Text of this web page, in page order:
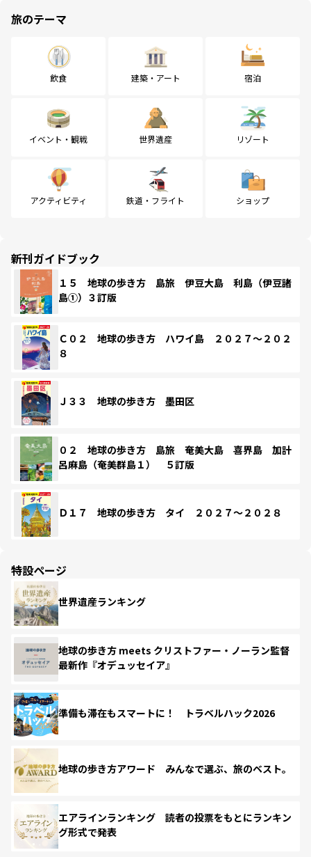
旅のテーマ
飲食 建築・アート 宿泊
イベント・観戦 世界遺産 リゾート
アクティビティ 鉄道・フライト ショップ
新刊ガイドブック
１５ 地球の歩き方 島旅 伊豆大島 利島（伊豆諸
島①）３訂版
Ｃ０２ 地球の歩き方 ハワイ島 ２０２７～２０２
８
Ｊ３３ 地球の歩き方 墨田区
０２ 地球の歩き方 島旅 奄美大島 喜界島 加計
呂麻島（奄美群島１） ５訂版
Ｄ１７ 地球の歩き方 タイ ２０２７～２０２８
特設ページ
世界遺産ランキング
地球の歩き方 meets クリストファー・ノーラン監督
最新作『オデュッセイア』
準備も滞在もスマートに！ トラベルハック2026
地球の歩き方アワード みんなで選ぶ、旅のベスト。
エアラインランキング 読者の投票をもとにランキン
グ形式で発表